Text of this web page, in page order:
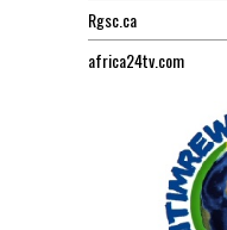
Rgsc.ca
africa24tv.com